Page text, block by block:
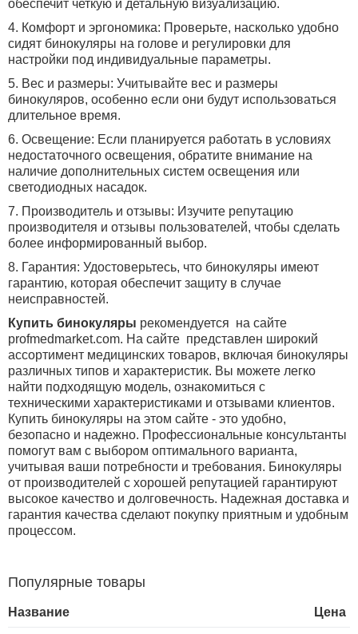
обеспечит четкую и детальную визуализацию.
4. Комфорт и эргономика: Проверьте, насколько удобно
сидят бинокуляры на голове и регулировки для
настройки под индивидуальные параметры.
5. Вес и размеры: Учитывайте вес и размеры
бинокуляров, особенно если они будут использоваться
длительное время.
6. Освещение: Если планируется работать в условиях
недостаточного освещения, обратите внимание на
наличие дополнительных систем освещения или
светодиодных насадок.
7. Производитель и отзывы: Изучите репутацию
производителя и отзывы пользователей, чтобы сделать
более информированный выбор.
8. Гарантия: Удостоверьтесь, что бинокуляры имеют
гарантию, которая обеспечит защиту в случае
неисправностей.
Купить бинокуляры рекомендуется на сайте
profmedmarket.com. На сайте представлен широкий
ассортимент медицинских товаров, включая бинокуляры
различных типов и характеристик. Вы можете легко
найти подходящую модель, ознакомиться с
техническими характеристиками и отзывами клиентов.
Купить бинокуляры на этом сайте - это удобно,
безопасно и надежно. Профессиональные консультанты
помогут вам с выбором оптимального варианта,
учитывая ваши потребности и требования. Бинокуляры
от производителей с хорошей репутацией гарантируют
высокое качество и долговечность. Надежная доставка и
гарантия качества сделают покупку приятным и удобным
процессом.
Популярные товары
Название Цена